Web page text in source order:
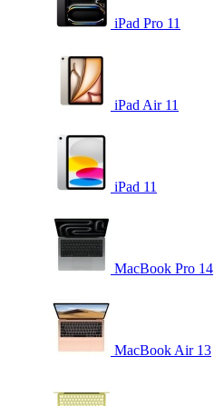
iPad Pro 11
iPad Air 11
iPad 11
MacBook Pro 14
MacBook Air 13